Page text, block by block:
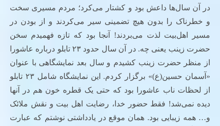
در آن سال‌ها داعش بود و کشتار می‌کرد؛ مردم مسیری سخت
و خطرناک را بدون هیچ تضمینی سیر می‌کردند و از بودن در
مسیر اهل‌بیت لذت می‌بردند! آنجا بود که تازه فهمیدم سخن
حضرت زینب یعنی چه. در آن سال حدود ۲۳ تابلو درباره عاشورا
از منظر حضرت زینب کشیدم و سال بعد نمایشگاهی با عنوان
«آسمان حسین(ع)» برگزار کردم. این نمایشگاه شامل ۲۳ تابلو
از لحظات ناب عاشورا بود که حتی یک قطره خون هم در آنها
دیده نمی‌شد! فقط حضور خدا، رضایت اهل بیت و نقش ملائک
و… همه زیبایی بود. همان موقع در یادداشتی نوشتم که عبارت